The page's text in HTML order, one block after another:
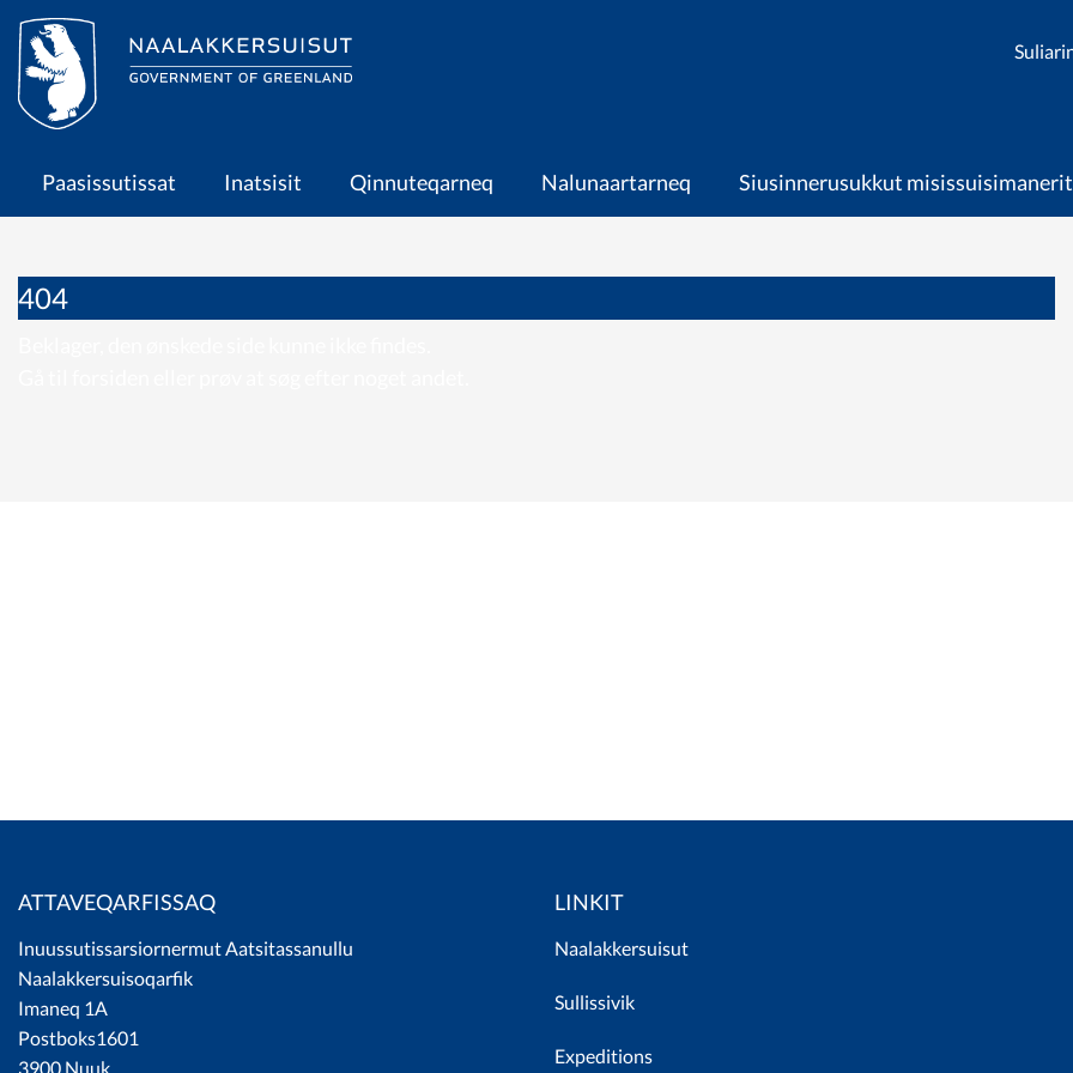
en
Paasissutissat
Inatsisit
Paasissutissat Inatsisit Qinnuteqarneq Nalunaartarneq Siusinnerusukkut misissuisimanerit
404
ATTAVEQARFISSAQ
Inuussutissarsiornermut Aatsitassanullu
Naalakkersuisoqarfik
Imaneq 1A
Postboks1601
3900 Nuuk
LINKIT
Naalakkersuisut
Sullissivik
Expeditions